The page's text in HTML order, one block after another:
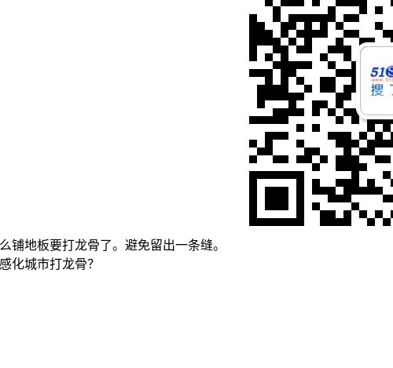
铺地板要打龙骨了。避免留出一条缝。
化城市打龙骨？